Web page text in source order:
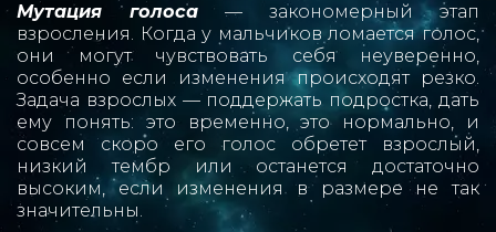
Мутация голоса— закономерный этап
взросления. Когда у мальчиков ломается голос,
они могут чувствовать себя неуверенно,
особенно если изменения происходят резко.
Задача взрослых — поддержать подростка, дать
ему понять: это временно, это нормально, и
совсем скоро его голос обретет взрослый,
низкий тембр или останется достаточно
высоким, если изменения в размере не так
значительны.